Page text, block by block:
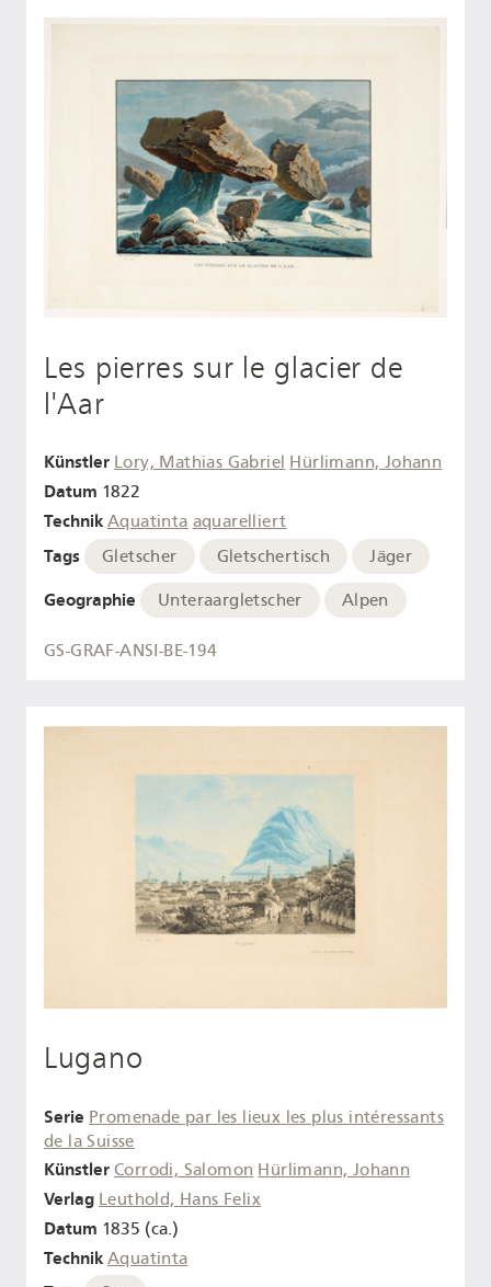
Les pierres sur le glacier de
l'Aar
Künstler Lory, Mathias Gabriel Hürlimann, Johann
Datum 1822
Technik Aquatinta aquarelliert
Tags Gletscher Gletschertisch Jäger
Geographie Unteraargletscher Alpen
GS-GRAF-ANSI-BE-194
Lugano
Serie Promenade par les lieux les plus intéressants
de la Suisse
Künstler Corrodi, Salomon Hürlimann, Johann
Verlag Leuthold, Hans Felix
Datum 1835 (ca.)
Technik Aquatinta